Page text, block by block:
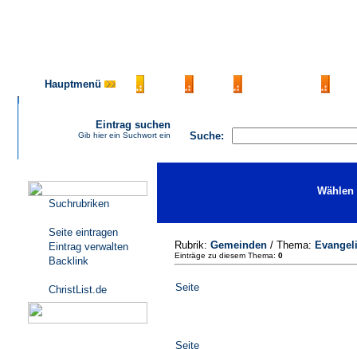
Hauptmenü
Suche:
Eintrag suchen
Gib hier ein Suchwort ein
Suchrubriken
Seite eintragen
Eintrag verwalten
Backlink
ChristList.de
Rubrik: Gemeinden / Thema:
Einträge zu diesem Thema: 0
Seite
Seite